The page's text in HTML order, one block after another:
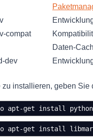
compat
Daten-
dev
zu installieren, geben
apt-get install
apt-get install